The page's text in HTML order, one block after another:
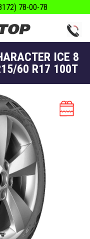
78-00-78
ICE 8
60 R17 100T